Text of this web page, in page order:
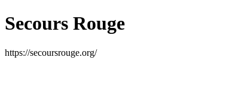
Secours Rouge
https://secoursrouge.org/